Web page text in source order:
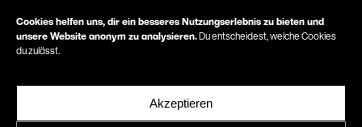
Cookies helfen uns, dir ein besseres Nutzungserlebnis zu bieten und
unsere Website anonym zu analysieren. Du entscheidest, welche Cookies
du zulässt.
Akzeptieren
Methoden & Tools
Corporate Design Agentur in Frankfurt
Print Design Agentur
Marketing für Architekten